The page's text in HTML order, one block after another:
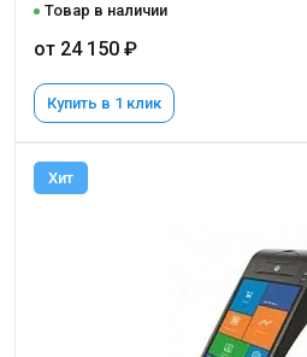
Товар в наличии
от 24 150 ₽
Купить в 1 клик
Хит